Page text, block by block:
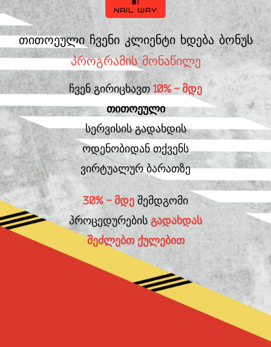
თითოეული ჩვენი კლიენტი ხდება ბონუს
პროგრამის მონაწილე
ჩვენ გირიცხავთ 10% - მდე
თითოეული
სერვისის გადახდის
ოდენობიდან თქვენს
ვირტუალურ ბარათზე
30% - მდე შემდგომი
პროცედურების გადახდას
შეძლებთ ქულებით